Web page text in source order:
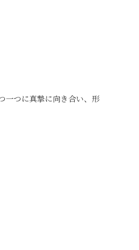
一つに真摯に向き合い、形